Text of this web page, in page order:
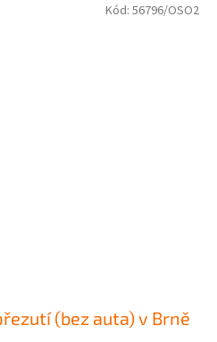
(bez auta) v Brně
Kód: 56796/OSO2